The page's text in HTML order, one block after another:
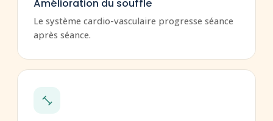
Amélioration du souffle
Le système cardio-vasculaire progresse séance
après séance.